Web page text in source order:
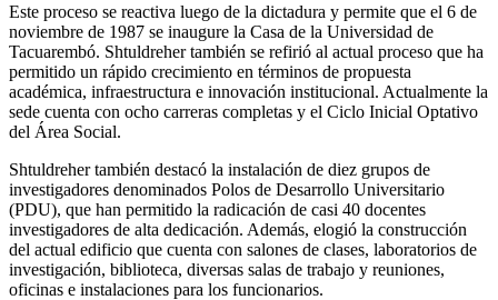
Este proceso se reactiva luego de la dictadura y permite que el 6 de
noviembre de 1987 se inaugure la Casa de la Universidad de
Tacuarembó. Shtuldreher también se refirió al actual proceso que ha
permitido un rápido crecimiento en términos de propuesta
académica, infraestructura e innovación institucional. Actualmente la
sede cuenta con ocho carreras completas y el Ciclo Inicial Optativo
del Área Social.
Shtuldreher también destacó la instalación de diez grupos de
investigadores denominados Polos de Desarrollo Universitario
(PDU), que han permitido la radicación de casi 40 docentes
investigadores de alta dedicación. Además, elogió la construcción
del actual edificio que cuenta con salones de clases, laboratorios de
investigación, biblioteca, diversas salas de trabajo y reuniones,
oficinas e instalaciones para los funcionarios.